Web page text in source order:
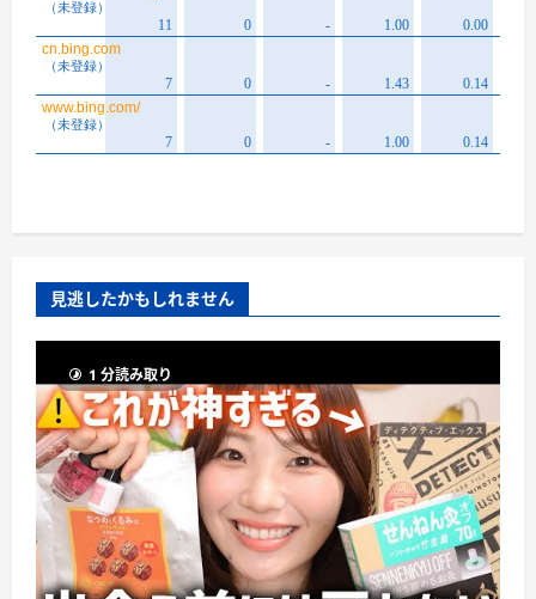
見逃したかもしれません
1 分読み取り